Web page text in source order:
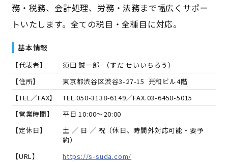
務・税務、会計処理、労務・法務まで幅広くサポー
トいたします。全ての税目・全種目に対応。
基本情報
【代表者】 須田 誠一郎 （すだ せいいちろう）
【住所】
東京都渋谷区渋谷3-27-15 光和ビル4階
【TEL／FAX】
TEL.050-3138-6149／FAX.03-6450-5015
【営業時間】
平日 10:00～20:00
【定休日】
土 ／ 日 ／ 祝（休日、時間外対応可能・要予
約）
【URL】
https://s-suda.com/